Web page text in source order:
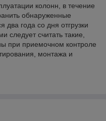
колонн, в течение
обнаруженные
два года со дня отгрузки
считать такие,
при приемочном контроле
монтажа и